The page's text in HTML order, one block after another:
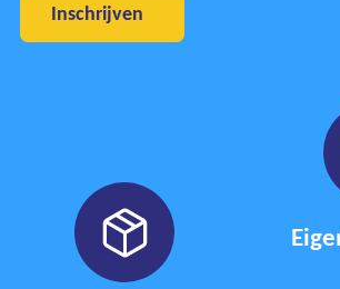
Inschrijven